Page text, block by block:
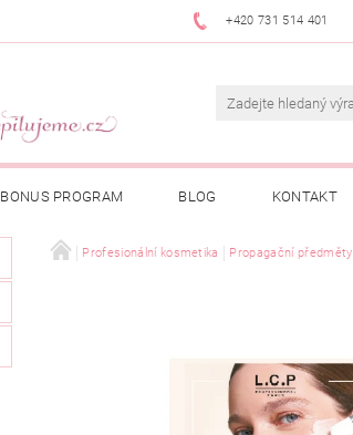
+420 731 514 401
BONUS PROGRAM BLOG KONTAKT
Profesionální kosmetika Propagační předměty